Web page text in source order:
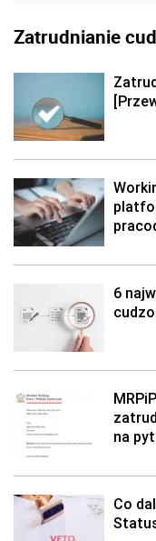
Zatrudnianie
6
na
Co